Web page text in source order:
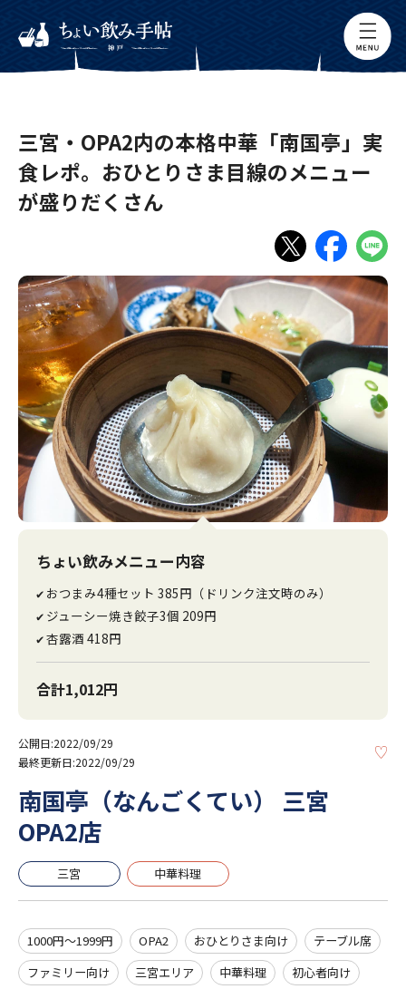
三宮・OPA2内の本格中華「南国亭」実
食レポ。おひとりさま目線のメニュー
が盛りだくさん
ちょい飲みメニュー内容
✔ おつまみ4種セット 385円（ドリンク注文時のみ）
✔ ジューシー焼き餃子3個 209円
✔杏露酒 418円
合計1,012円
公開日:2022/09/29
最終更新日:2022/09/29
南国亭（なんごくてい） 三宮
OPA2店
三宮 中華料理
1000円～1999円 OPA2 おひとりさま向け
テーブル席
ファミリー向け
三宮エリア 中華料理
初心者向け